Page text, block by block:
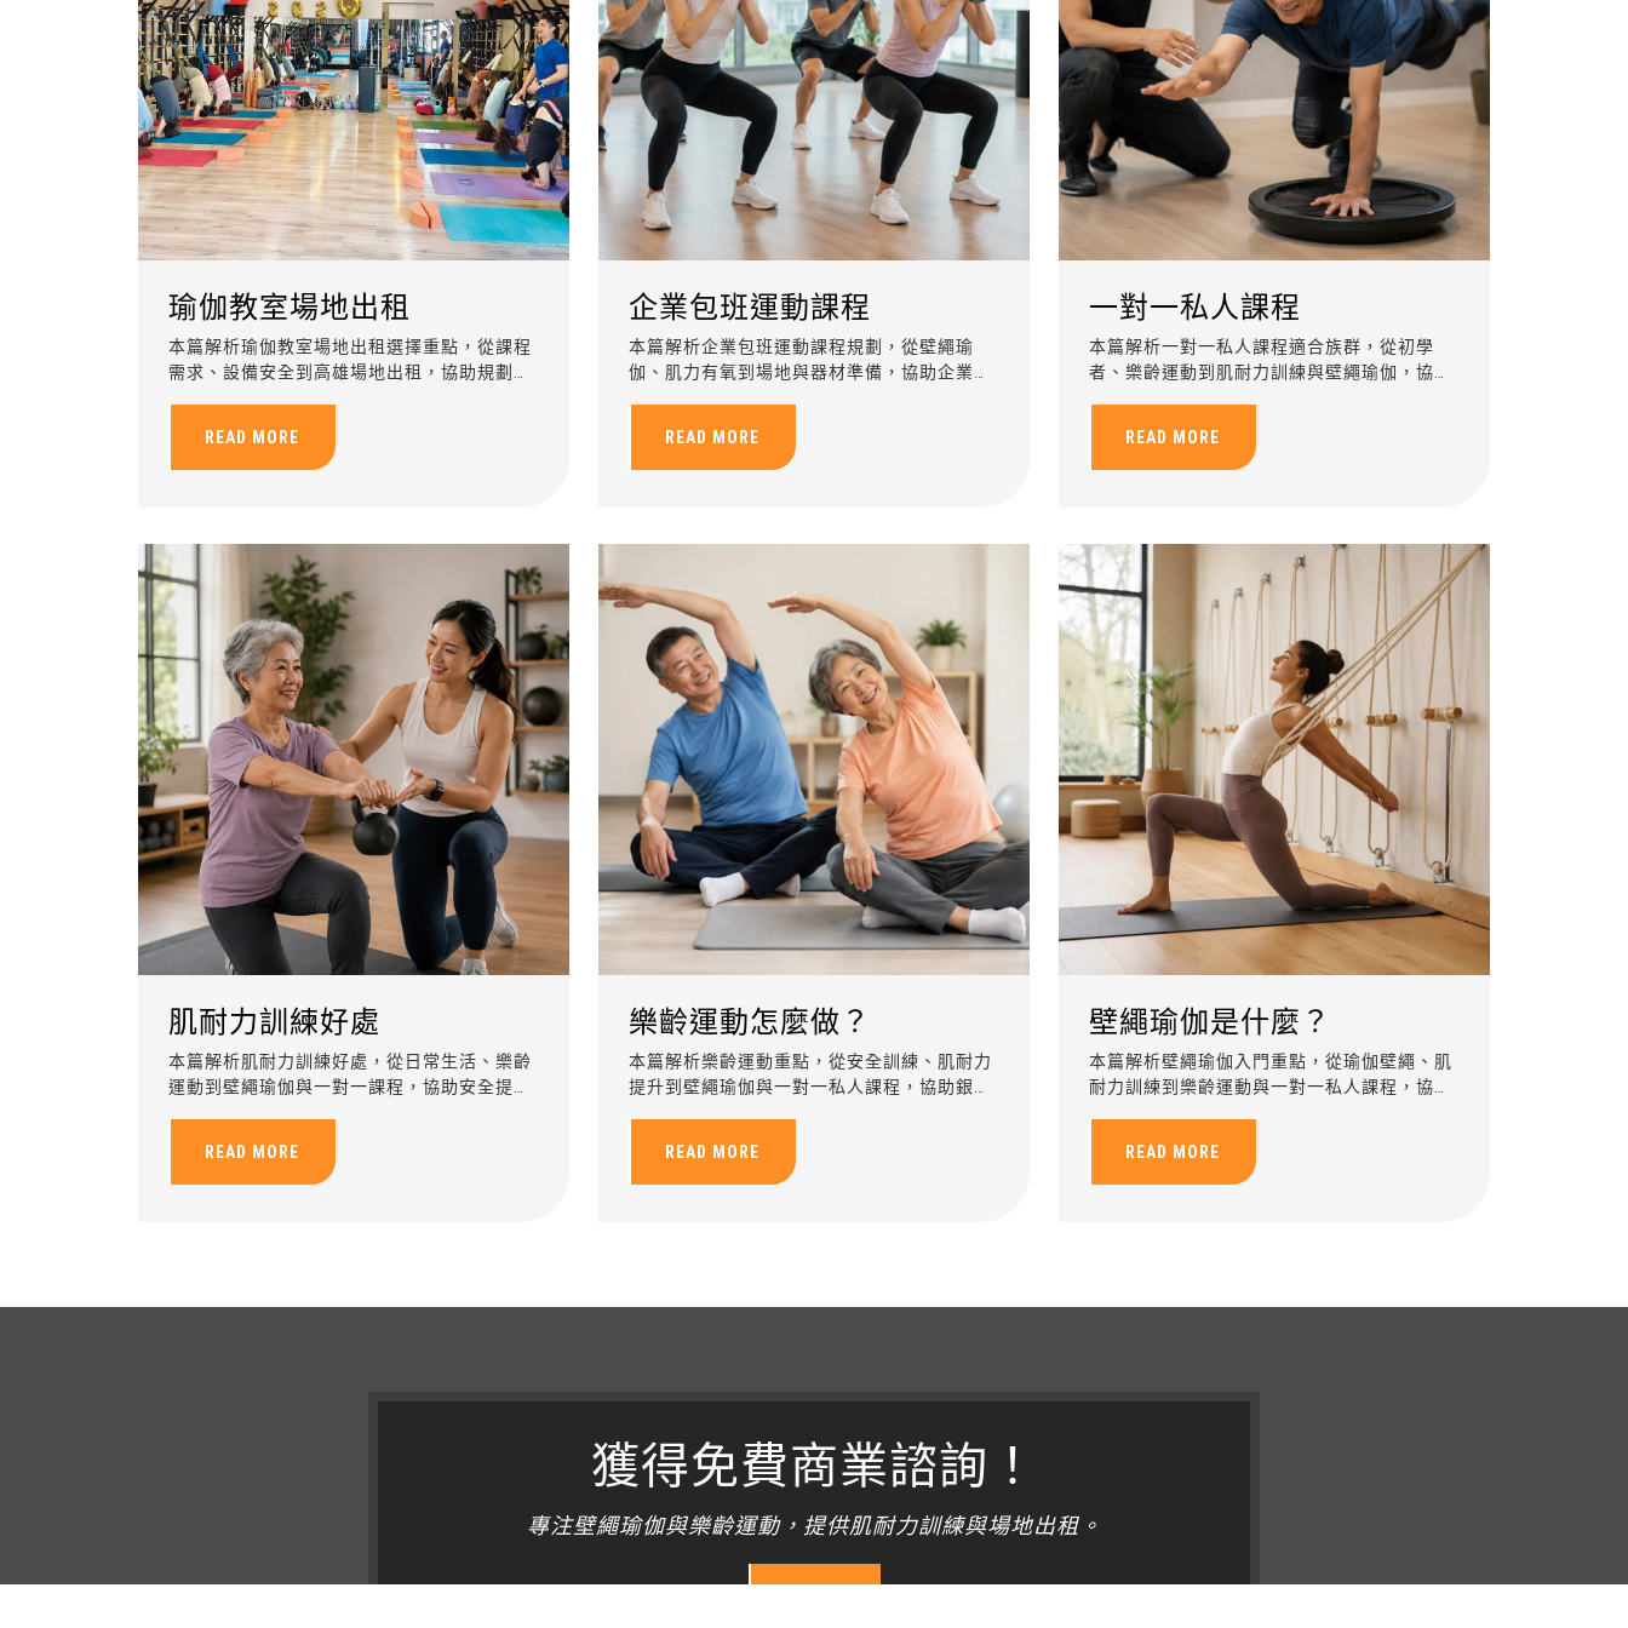
瑜伽教室場地出租
本篇解析瑜伽教室場地出租選擇重點，從課程
需求、設備安全到高雄場地出租，協助規劃瑜
READ MORE
企業包班運動課程
本篇解析企業包班運動課程規劃，從壁繩瑜
伽、肌力有氧到場地與器材準備，協助企業提
READ MORE
一對一私人課程
本篇解析一對一私人課程適合族群，從初學
者、樂齡運動到肌耐力訓練與壁繩瑜伽，協助
READ MORE
肌耐力訓練好處
本篇解析肌耐力訓練好處，從日常生活、樂齡
運動到壁繩瑜伽與一對一課程，協助安全提升
READ MORE
樂齡運動怎麼做？
本篇解析樂齡運動重點，從安全訓練、肌耐力
提升到壁繩瑜伽與一對一私人課程，協助銀髮
READ MORE
壁繩瑜伽是什麼？
本篇解析壁繩瑜伽入門重點，從瑜伽壁繩、肌
耐力訓練到樂齡運動與一對一私人課程，協助
READ MORE
獲得免費商業諮詢！
專注壁繩瑜伽與樂齡運動，提供肌耐力訓練與場地出租。